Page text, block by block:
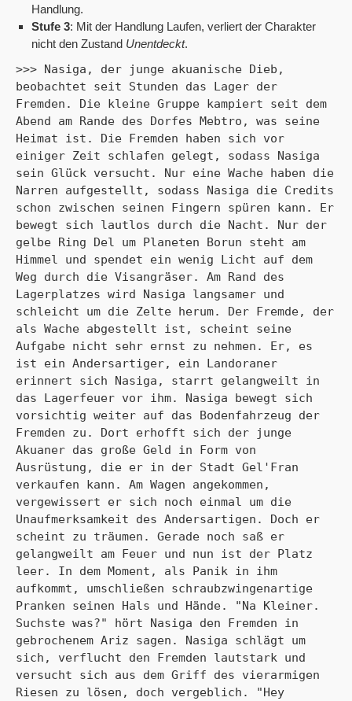
Handlung.
Stufe 3: Mit der Handlung Laufen, verliert der Charakter
nicht den Zustand Unentdeckt.
>>> Nasiga, der junge akuanische Dieb,
beobachtet seit Stunden das Lager der
Fremden. Die kleine Gruppe kampiert seit dem
Abend am Rande des Dorfes Mebtro, was seine
Heimat ist. Die Fremden haben sich vor
einiger Zeit schlafen gelegt, sodass Nasiga
sein Glück versucht. Nur eine Wache haben die
Narren aufgestellt, sodass Nasiga die Credits
schon zwischen seinen Fingern spüren kann. Er
bewegt sich lautlos durch die Nacht. Nur der
gelbe Ring Del um Planeten Borun steht am
Himmel und spendet ein wenig Licht auf dem
Weg durch die Visangräser. Am Rand des
Lagerplatzes wird Nasiga langsamer und
schleicht um die Zelte herum. Der Fremde, der
als Wache abgestellt ist, scheint seine
Aufgabe nicht sehr ernst zu nehmen. Er, es
ist ein Andersartiger, ein Landoraner
erinnert sich Nasiga, starrt gelangweilt in
das Lagerfeuer vor ihm. Nasiga bewegt sich
vorsichtig weiter auf das Bodenfahrzeug der
Fremden zu. Dort erhofft sich der junge
Akuaner das große Geld in Form von
Ausrüstung, die er in der Stadt Gel'Fran
verkaufen kann. Am Wagen angekommen,
vergewissert er sich noch einmal um die
Unaufmerksamkeit des Andersartigen. Doch er
scheint zu träumen. Gerade noch saß er
gelangweilt am Feuer und nun ist der Platz
leer. In dem Moment, als Panik in ihm
aufkommt, umschließen schraubzwingenartige
Pranken seinen Hals und Hände. "Na Kleiner.
Suchste was?" hört Nasiga den Fremden in
gebrochenem Ariz sagen. Nasiga schlägt um
sich, verflucht den Fremden lautstark und
versucht sich aus dem Griff des vierarmigen
Riesen zu lösen, doch vergeblich. "Hey